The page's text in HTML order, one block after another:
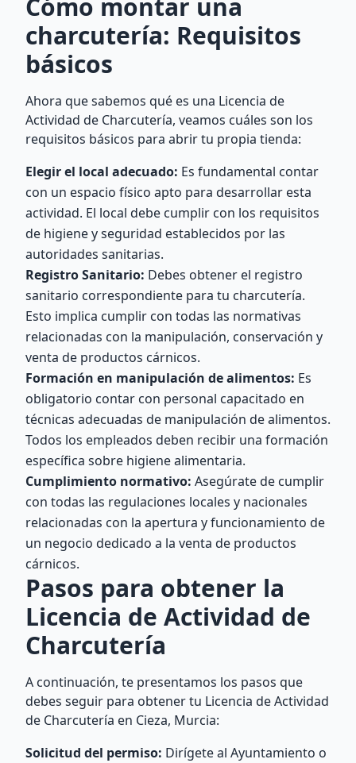
Cómo montar una
charcutería: Requisitos
básicos
Ahora que sabemos qué es una Licencia de
Actividad de Charcutería, veamos cuáles son los
requisitos básicos para abrir tu propia tienda:
Elegir el local adecuado: Es fundamental contar
con un espacio físico apto para desarrollar esta
actividad. El local debe cumplir con los requisitos
de higiene y seguridad establecidos por las
autoridades sanitarias.
Registro Sanitario: Debes obtener el registro
sanitario correspondiente para tu charcutería.
Esto implica cumplir con todas las normativas
relacionadas con la manipulación, conservación y
venta de productos cárnicos.
Formación en manipulación de alimentos: Es
obligatorio contar con personal capacitado en
técnicas adecuadas de manipulación de alimentos.
Todos los empleados deben recibir una formación
específica sobre higiene alimentaria.
Cumplimiento normativo: Asegúrate de cumplir
con todas las regulaciones locales y nacionales
relacionadas con la apertura y funcionamiento de
un negocio dedicado a la venta de productos
cárnicos.
Pasos para obtener la
Licencia de Actividad de
Charcutería
A continuación, te presentamos los pasos que
debes seguir para obtener tu Licencia de Actividad
de Charcutería en Cieza, Murcia:
Solicitud del permiso: Dirígete al Ayuntamiento o